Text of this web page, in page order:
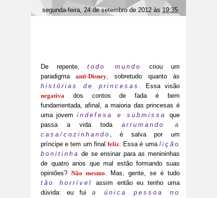
segunda-feira, 24 de setembro de 2012às 19:35
De repente,todo mundo
criou um
paradigmaanti-Disney, sobretudo quanto às
histórias de princesas . Essa visão
negativa dos contos de fada é bem
fundamentada, afinal, a maioria das princesas é
uma jovem indefesa e submissa
que
passa a vida toda arrumando a
casa/cozinhando , é salva por um
príncipe e tem um final feliz. Essa é uma lição
bonitinha de se ensinar para as menininhas
de quatro anos que mal estão formando suas
opiniões? Não mesmo. Mas, gente, se é tudo
tão horrível
assim então eu tenho uma
dúvida: eu fui a única pessoa no